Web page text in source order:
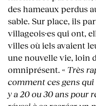
des hameaux perdus
sable. Sur place, ils
villageois·es qui ont,
villes où iels avaient
une nouvelle vie, loin
omniprésent. « Très
comment ces gens
y a 20 ou 30 ans pour